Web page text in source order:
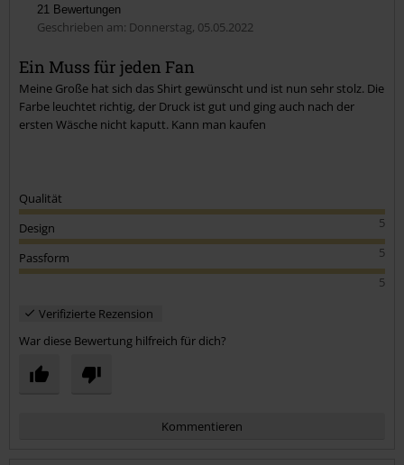
Kommentar jetzt abschicken!
Geschrieben am: Donnerstag, 05.05.2022
Ein Muss für jeden Fan
Meine Große hat sich das Shirt gewünscht und ist nun sehr stolz. Die
Farbe leuchtet richtig, der Druck ist gut und ging auch nach der
ersten Wäsche nicht kaputt. Kann man kaufen
Qualität
5
Design
5
Passform
5
Verifizierte Rezension
War diese Bewertung hilfreich für dich?
Kommentieren